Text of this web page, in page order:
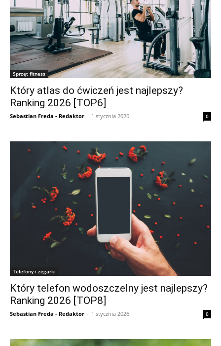
Sprzęt fitness
Który atlas do ćwiczeń jest najlepszy?
Ranking 2026 [TOP6]
Sebastian Freda - Redaktor - 1 stycznia 2026 0
Telefony i zegarki
Który telefon wodoszczelny jest najlepszy?
Ranking 2026 [TOP8]
Sebastian Freda - Redaktor - 1 stycznia 2026 0